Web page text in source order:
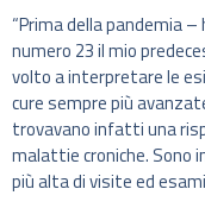
“Prima della pandemia
numero 23 il mio
volto a interpretare le
cure sempre più
trovavano infatti una
malattie croniche. Sono
più alta di visite ed